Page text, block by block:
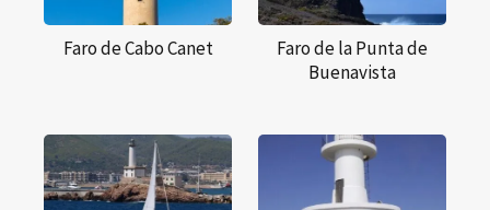
Faro de Cabo Canet
Faro de la Punta de
Buenavista